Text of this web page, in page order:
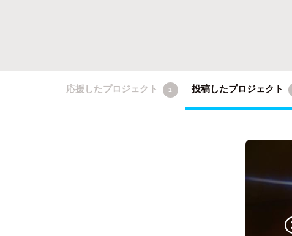
応援したプロジェクト 1 投稿したプロジェクト